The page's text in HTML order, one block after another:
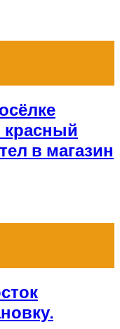
красный
в магазин